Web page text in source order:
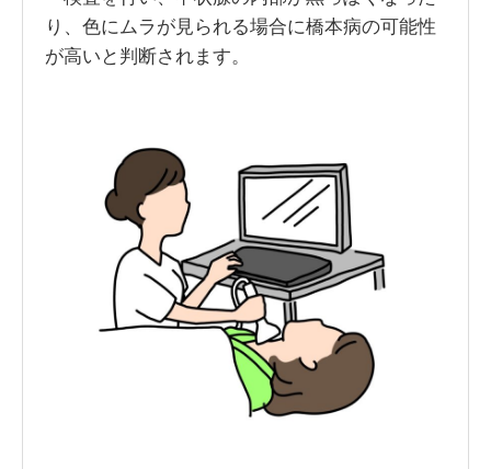
り、色にムラが見られる場合に橋本病の可能性
が高いと判断されます。